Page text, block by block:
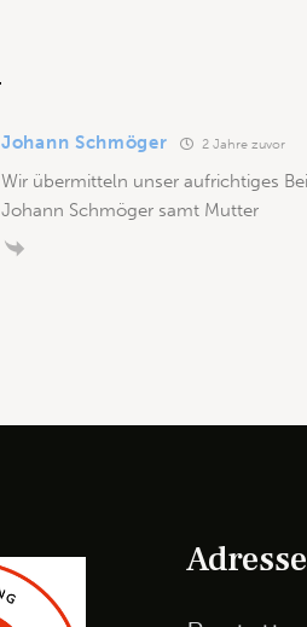
Johann Schmöger 2 Jahre zuvor
Wir übermitteln unser aufrichtiges
Johann Schmöger samt Mutter
Adresse